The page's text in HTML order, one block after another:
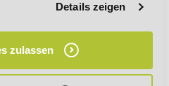
Details zeigen
zulassen